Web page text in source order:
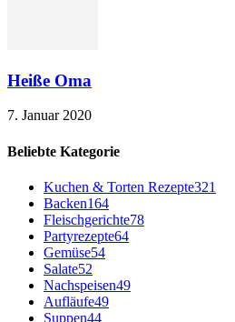
Heiße Oma
7. Januar 2020
Beliebte Kategorie
Kuchen & Torten Rezepte321
Backen164
Fleischgerichte78
Partyrezepte64
Gemüse54
Salate52
Nachspeisen49
Aufläufe49
Suppen44